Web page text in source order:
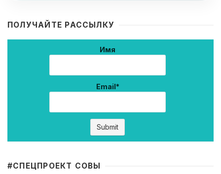
ПОЛУЧАЙТЕ РАССЫЛКУ
Имя
Email*
#CПЕЦПРОЕКТ СОВЫ